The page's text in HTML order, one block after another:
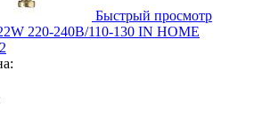
Быстрый просмотр
220-240В/110-130 IN HOME